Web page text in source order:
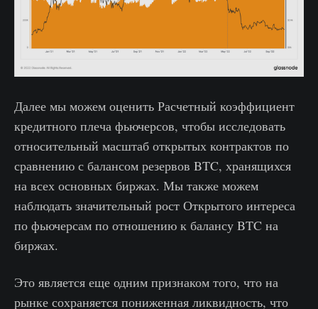
Далее мы можем оценить Расчетный коэффициент
кредитного плеча фьючерсов, чтобы исследовать
относительный масштаб открытых контрактов по
сравнению с балансом резервов BTC, хранящихся
на всех основных биржах. Мы также можем
наблюдать значительный рост Открытого интереса
по фьючерсам по отношению к балансу BTC на
биржах.
Это является еще одним признаком того, что на
рынке сохраняется пониженная ликвидность, что